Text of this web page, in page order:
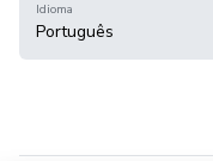
Idioma
Português